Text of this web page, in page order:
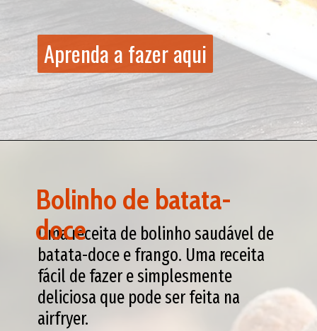
Aprenda a fazer aqui
Aprenda a fazer aqui
Uma receita de bolinho saudável de
batata-doce e frango. Uma receita
fácil de fazer e simplesmente
deliciosa que pode ser feita na
airfryer.
Bolinho de batata-
doce